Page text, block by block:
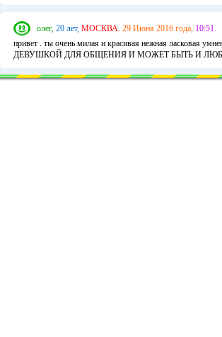
олег, 20 лет, МОСКВА. 29 Июня 2016 года, 10:51.
привет . ты очень милая и красивая нежная
ДЕВУШКОЙ ДЛЯ ОБЩЕНИЯ И МОЖЕТ БЫТЬ И